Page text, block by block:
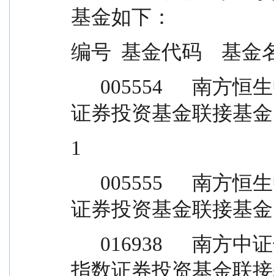
基金如下：
编号  基金代码    基金
证券投资基金联接基
1
证券投资基金联接基
指数证券投资基金联